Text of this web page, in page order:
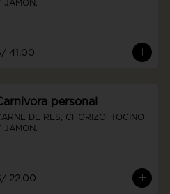
JAMÓN.
41.00
personal
DE RES, CHORIZO, TOCINO
JAMÓN.
22.00